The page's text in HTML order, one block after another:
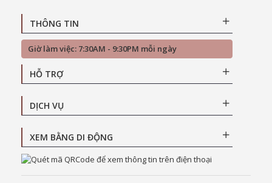
THÔNG TIN
Giờ làm việc: 7:30AM - 9:30PM mỗi ngày
HỖ TRỢ
DỊCH VỤ
XEM BẰNG DI ĐỘNG